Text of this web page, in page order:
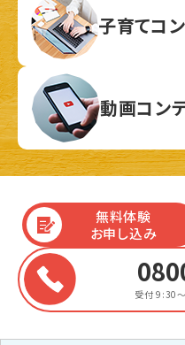
子育てコ
動画コン
無料体験
お申し込み
受付 9:30